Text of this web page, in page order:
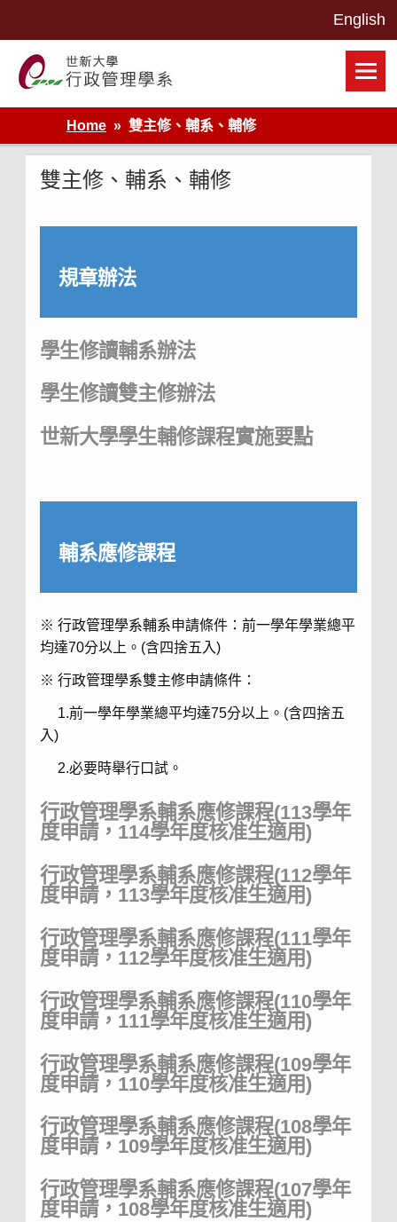
世新大學行政管理學系網站
Home
雙主修、輔系、輔修
雙主修、輔系、輔修
規章辦法
學生修讀輔系辦法
學生修讀雙主修辦法
世新大學學生輔修課程實施要點
輔系應修課程
※ 行政管理學系輔系申請條件：前一學年學業總平
均達70分以上。(含四捨五入)
※ 行政管理學系雙主修申請條件：
1.前一學年學業總平均達75分以上。(含四捨五
入)
2.必要時舉行口試。
行政管理學系輔系應修課程(113學年
度申請，114學年度核准生適用)
行政管理學系輔系應修課程(112學年
度申請，113學年度核准生適用)
行政管理學系輔系應修課程(111學年
度申請，112學年度核准生適用)
行政管理學系輔系應修課程(110學年
度申請，111學年度核准生適用)
行政管理學系輔系應修課程(109學年
度申請，110學年度核准生適用)
行政管理學系輔系應修課程(108學年
度申請，109學年度核准生適用)
行政管理學系輔系應修課程(107學年
度申請，108學年度核准生適用)